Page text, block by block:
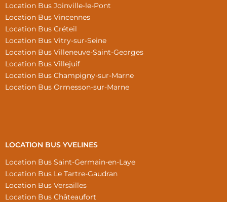
Location Bus Joinville-le-Pont
Location Bus Vincennes
Location Bus Créteil
Location Bus Vitry-sur-Seine
Location Bus Villeneuve-Saint-Georges
Location Bus Villejuif
Location Bus Champigny-sur-Marne
Location Bus Ormesson-sur-Marne
LOCATION BUS YVELINES
Location Bus Saint-Germain-en-Laye
Location Bus Le Tartre-Gaudran
Location Bus Versailles
Location Bus Châteaufort